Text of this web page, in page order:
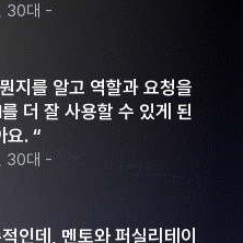
30대 -
지를 알고 역할과 요청을
더 잘 사용할 수 있게 된
요. “
30대 -
인데, 멘토와 퍼실리테이